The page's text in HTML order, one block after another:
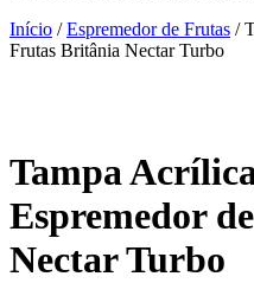
Início /Espremedor de Frutas /
Frutas Britânia Nectar Turbo
Tampa
Espremedor
Nectar Turbo